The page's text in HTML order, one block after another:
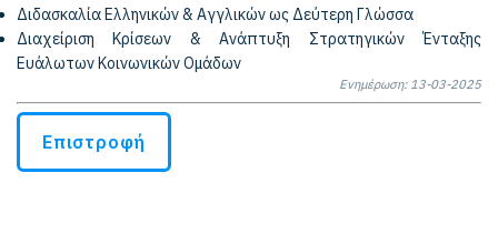
Διδασκαλία Ελληνικών & Αγγλικών ως Δεύτερη Γλώσσα
Διαχείριση Κρίσεων & Ανάπτυξη Στρατηγικών Ένταξης
Ευάλωτων Κοινωνικών Ομάδων
Ενημέρωση: 13-03-2025
Επιστροφή